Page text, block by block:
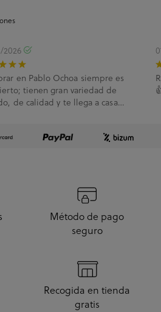
2026
en Pablo Ochoa siempre es
tienen gran variedad de
de calidad y te llega a casa
Método de pago
seguro
Recogida en tienda
gratis